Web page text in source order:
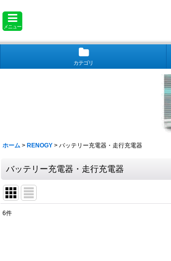
メニュー
カテゴリ
ホーム > RENOGY > バッテリー充電器・走行充電器
バッテリー充電器・走行充電器
6件